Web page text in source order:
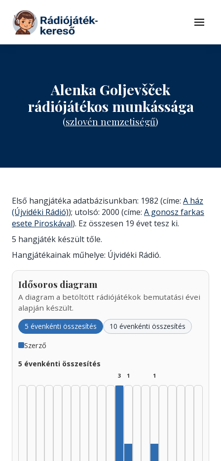
Tovább a tartalomhoz
Menü
Alenka Goljevšček
rádiójátékos munkássága
(szlovén nemzetiségű)
Első hangjátéka adatbázisunkban: 1982 (címe: A ház
(Újvidéki Rádió)); utolsó: 2000 (címe: A gonosz farkas
esete Piroskával). Ez összesen 19 évet tesz ki.
5 hangjáték készült tőle.
Hangjátékainak műhelye: Újvidéki Rádió.
Idősoros diagram
A diagram a betöltött rádiójátékok bemutatási évei
alapján készült.
5 évenkénti összesítés 10 évenkénti összesítés
Szerző
5 évenkénti összesítés
3 1 1